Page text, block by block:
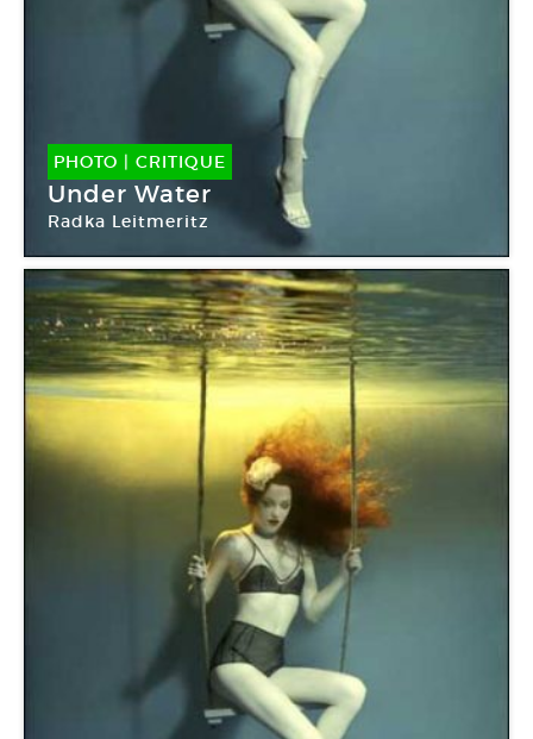
PHOTO | CRITIQUE
Under Water
Radka Leitmeritz
Galerie Philippe Chaume